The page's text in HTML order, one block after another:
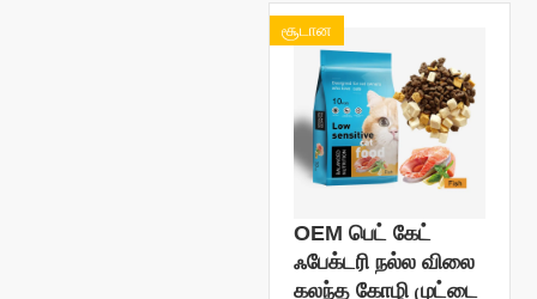
சூடான
OEM பெட் கேட்
ஃபேக்டரி நல்ல விலை
கலந்த கோழி முட்டை